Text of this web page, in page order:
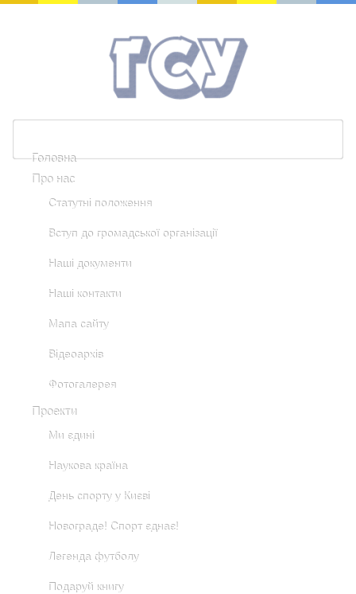
Головна
Про нас
Статутні положення
Вступ до громадської організації
Наші документи
Наші контакти
Мапа сайту
Відеоархів
Фотогалерея
Проекти
Ми єдині
Наукова країна
День спорту у Києві
Новограде! Спорт єднає!
Легенда футболу
Подаруй книгу